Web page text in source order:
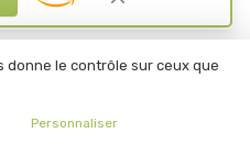
sur Google
donne le contrôle sur ceux que
Personnaliser